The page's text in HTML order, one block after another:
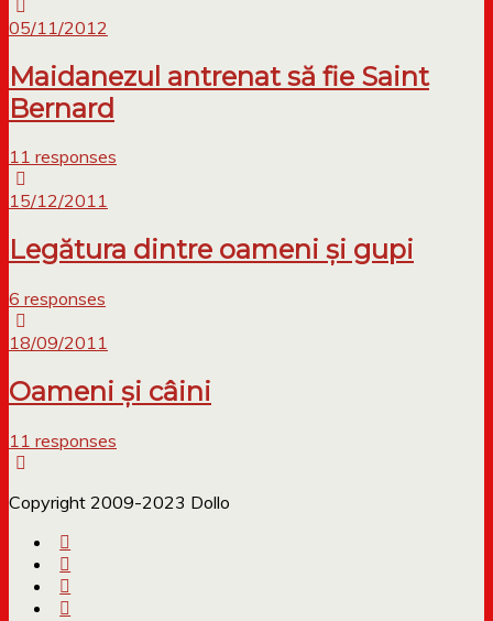
05/11/2012
Maidanezul antrenat să fie Saint
Bernard
11 responses
15/12/2011
Legătura dintre oameni şi gupi
6 responses
18/09/2011
Oameni și câini
11 responses
Copyright 2009-2023 Dollo